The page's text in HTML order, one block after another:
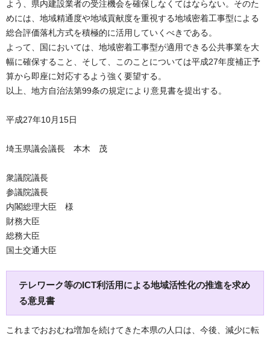
よう、県内建設業者の受注機会を確保しなくてはならない。そのた
めには、地域精通度や地域貢献度を重視する地域密着工事型による
総合評価落札方式を積極的に活用していくべきである。
よって、国においては、地域密着工事型が適用できる公共事業を大
幅に確保すること、そして、このことについては平成27年度補正予
算から即座に対応するよう強く要望する。
以上、地方自治法第99条の規定により意見書を提出する。
平成27年10月15日
埼玉県議会議長 本木 茂
衆議院議長
参議院議長
内閣総理大臣 様
財務大臣
総務大臣
国土交通大臣
テレワーク等のICT利活用による地域活性化の推進を求め
る意見書
これまでおおむね増加を続けてきた本県の人口は、今後、減少に転